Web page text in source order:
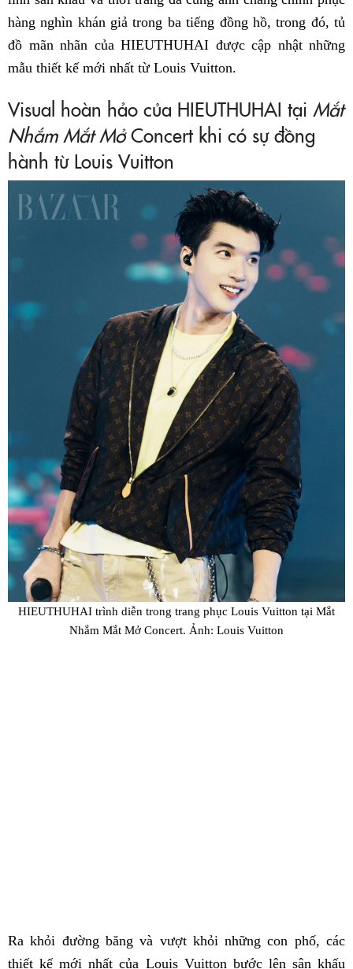
hàng nghìn khán giả trong ba tiếng đồng hồ, trong đó, tủ
đồ mãn nhãn của HIEUTHUHAI được cập nhật những
mẫu thiết kế mới nhất từ Louis Vuitton.
Visual hoàn hảo của HIEUTHUHAI tại Mắt
Nhắm Mắt MởConcert khi có sự đồng
hành từ Louis Vuitton
HIEUTHUHAI trình diễn trong trang phục Louis Vuitton tại Mắt
Nhắm Mắt Mở Concert. Ảnh: Louis Vuitton
Ra khỏi đường băng và vượt khỏi những con phố, các
thiết kế mới nhất của Louis Vuitton bước lên sân khấu